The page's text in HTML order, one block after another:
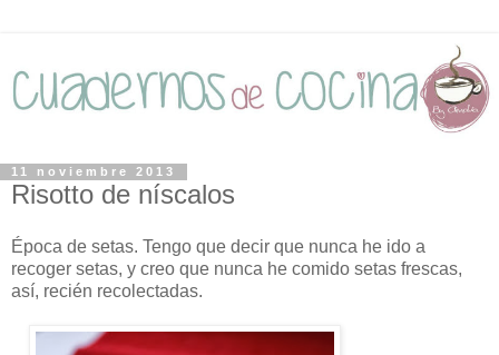
11 noviembre 2013
Risotto de níscalos
Época de setas. Tengo que decir que nunca he ido a
recoger setas, y creo que nunca he comido setas frescas,
así, recién recolectadas.